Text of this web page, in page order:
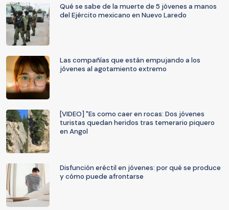
Qué se sabe de la muerte de 5 jóvenes a manos
del Ejército mexicano en Nuevo Laredo
Las compañías que están empujando a los
jóvenes al agotamiento extremo
[VIDEO] "Es como caer en rocas: Dos jóvenes
turistas quedan heridos tras temerario piquero
en Angol
Disfunción eréctil en jóvenes: por qué se produce
y cómo puede afrontarse